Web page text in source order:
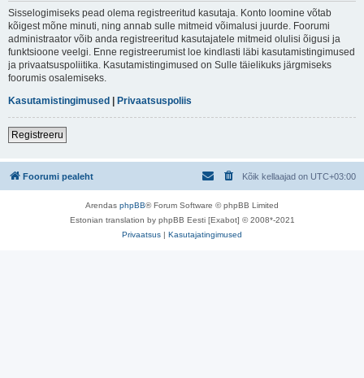
Sisselogimiseks pead olema registreeritud kasutaja. Konto loomine võtab
kõigest mõne minuti, ning annab sulle mitmeid võimalusi juurde. Foorumi
administraator võib anda registreeritud kasutajatele mitmeid olulisi õigusi ja
funktsioone veelgi. Enne registreerumist loe kindlasti läbi kasutamistingimused
ja privaatsuspoliitika. Kasutamistingimused on Sulle täielikuks järgmiseks
foorumis osalemiseks.
Kasutamistingimused | Privaatsuspoliis
Registreeru
Foorumi pealeht Kõik kellaajad on UTC+03:00
Arendas phpBB® Forum Software © phpBB Limited
Estonian translation by phpBB Eesti [Exabot] © 2008*-2021
Privaatsus | Kasutajatingimused